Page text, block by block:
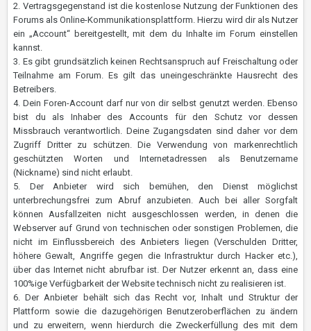
2. Vertragsgegenstand ist die kostenlose Nutzung der Funktionen des
Forums als Online-Kommunikationsplattform. Hierzu wird dir als Nutzer
ein „Account“ bereitgestellt, mit dem du Inhalte im Forum einstellen
kannst.
3. Es gibt grundsätzlich keinen Rechtsanspruch auf Freischaltung oder
Teilnahme am Forum. Es gilt das uneingeschränkte Hausrecht des
Betreibers.
4. Dein Foren-Account darf nur von dir selbst genutzt werden. Ebenso
bist du als Inhaber des Accounts für den Schutz vor dessen
Missbrauch verantwortlich. Deine Zugangsdaten sind daher vor dem
Zugriff Dritter zu schützen. Die Verwendung von markenrechtlich
geschützten Worten und Internetadressen als Benutzername
(Nickname) sind nicht erlaubt.
5. Der Anbieter wird sich bemühen, den Dienst möglichst
unterbrechungsfrei zum Abruf anzubieten. Auch bei aller Sorgfalt
können Ausfallzeiten nicht ausgeschlossen werden, in denen die
Webserver auf Grund von technischen oder sonstigen Problemen, die
nicht im Einflussbereich des Anbieters liegen (Verschulden Dritter,
höhere Gewalt, Angriffe gegen die Infrastruktur durch Hacker etc.),
über das Internet nicht abrufbar ist. Der Nutzer erkennt an, dass eine
100%ige Verfügbarkeit der Website technisch nicht zu realisieren ist.
6. Der Anbieter behält sich das Recht vor, Inhalt und Struktur der
Plattform sowie die dazugehörigen Benutzeroberflächen zu ändern
und zu erweitern, wenn hierdurch die Zweckerfüllung des mit dem